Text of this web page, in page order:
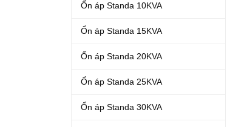
Ổn áp Standa 10KVA
Ổn áp Standa 15KVA
Ổn áp Standa 20KVA
Ổn áp Standa 25KVA
Ổn áp Standa 30KVA